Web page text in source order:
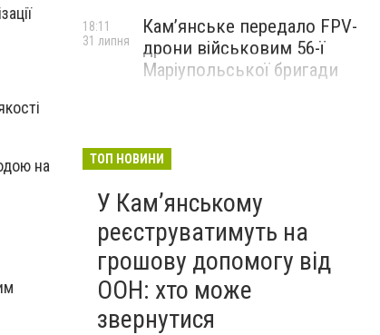
на
Кам’янське передало FPV-
дрони військовим 56-ї
Маріупольської бригади
18:11
31 липня
ТОП НОВИНИ
У Кам’янському
реєструватимуть на
грошову допомогу від
ООН: хто може
звернутися